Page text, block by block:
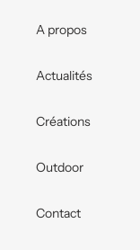
A propos
Actualités
Créations
Outdoor
Contact